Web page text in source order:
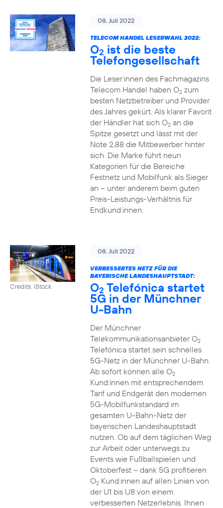
08. Juli 2022
TELECOM HANDEL LESERWAHL 2022:
O2 ist die beste
Telefongesellschaft
Die Leser:innen des Fachmagazins
Telecom Handel haben O2zum
besten Netzbetreiber und Provider
des Jahres gekürt. Als klarer Favorit
der Händler hat sich O2an die
Spitze gesetzt und lässt mit der
Note 2,88 die Mitbewerber hinter
sich. Die Marke führt neun
Kategorien für die Bereiche
Festnetz und Mobilfunk als Sieger
an – unter anderem beim guten
Preis-Leistungs-Verhältnis für
Endkund:innen.
Credits: iStock
08. Juli 2022
VERBESSERTES NETZ FÜR DIE
BAYERISCHE LANDESHAUPTSTADT:
O2 Telefónica startet
5G in der Münchner
U-Bahn
Der Münchner
Telekommunikationsanbieter O2
Telefónica startet sein schnelles
5G-Netz in der Münchner U-Bahn.
Ab sofort können alle O2
Kund:innen mit entsprechendem
Tarif und Endgerät den modernen
5G-Mobilfunkstandard im
gesamten U-Bahn-Netz der
bayerischen Landeshauptstadt
nutzen. Ob auf dem täglichen Weg
zur Arbeit oder unterwegs zu
Events wie Fußballspielen und
Oktoberfest – dank 5G profitieren
O2Kund:innen auf allen Linien von
der U1 bis U8 von einem
verbesserten Netzerlebnis. Ihnen